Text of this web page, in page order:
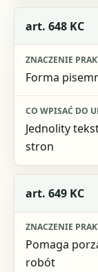
art. 648 KC
Forma
Jednolity
stron
art. 649 KC
Pomaga
robót